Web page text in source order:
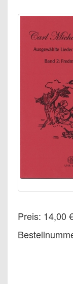
Preis: 14,00